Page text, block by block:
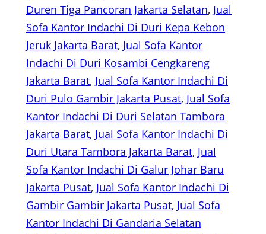
Duren Tiga Pancoran Jakarta Selatan, Jual
Sofa Kantor Indachi Di Duri Kepa Kebon
Jeruk Jakarta Barat, Jual Sofa Kantor
Indachi Di Duri Kosambi Cengkareng
Jakarta Barat, Jual Sofa Kantor Indachi Di
Duri Pulo Gambir Jakarta Pusat, Jual Sofa
Kantor Indachi Di Duri Selatan Tambora
Jakarta Barat, Jual Sofa Kantor Indachi Di
Duri Utara Tambora Jakarta Barat, Jual
Sofa Kantor Indachi Di Galur Johar Baru
Jakarta Pusat, Jual Sofa Kantor Indachi Di
Gambir Gambir Jakarta Pusat, Jual Sofa
Kantor Indachi Di Gandaria Selatan